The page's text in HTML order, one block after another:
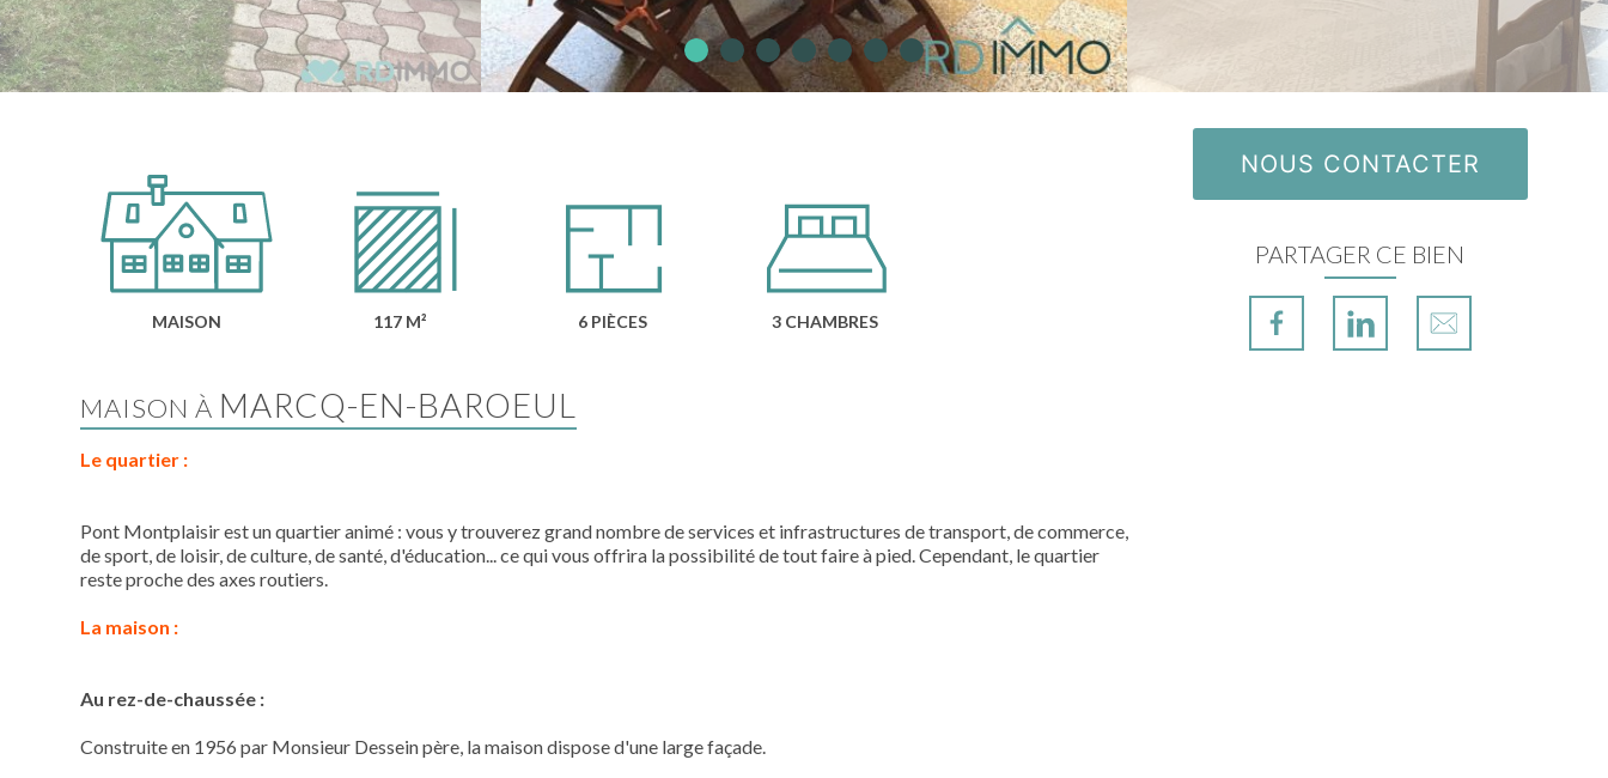
MAISON 117 M² 6 PIÈCES 3 CHAMBRES
MAISON À MARCQ-EN-BAROEUL
Le quartier :
Pont Montplaisir est un quartier animé : vous y trouverez grand nombre de services et infrastructures de transport, de commerce,
de sport, de loisir, de culture, de santé, d'éducation...cequi vous offrira la possibilité de tout faire à pied.Cependant, le quartier
reste proche des axes routiers.
La maison :
Au rez-de-chaussée :
Construite en 1956 par Monsieur Dessein père, la maison dispose d'une large façade.
NOUS CONTACTER
PARTAGER CE BIEN